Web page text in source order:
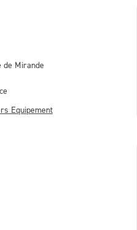
de Mirande
Equipement